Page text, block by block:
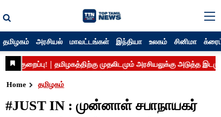
தமிழகம் அரசியல் மாவட்டங்கள் இந்தியா உலகம் சினிமா
Home தமிழகம்
#JUST IN : முன்னாள் சபாநாயகர்